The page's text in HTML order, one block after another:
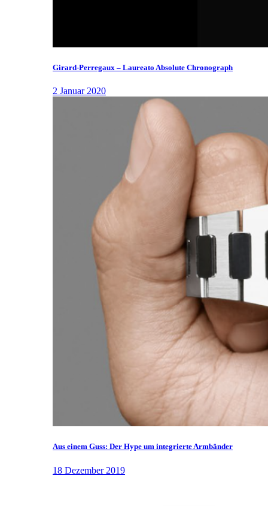
Girard-Perregaux – Laureato Absolute Chronograph
2 Januar 2020
Aus einem Guss: Der Hype um integrierte Armbänder
18 Dezember 2019